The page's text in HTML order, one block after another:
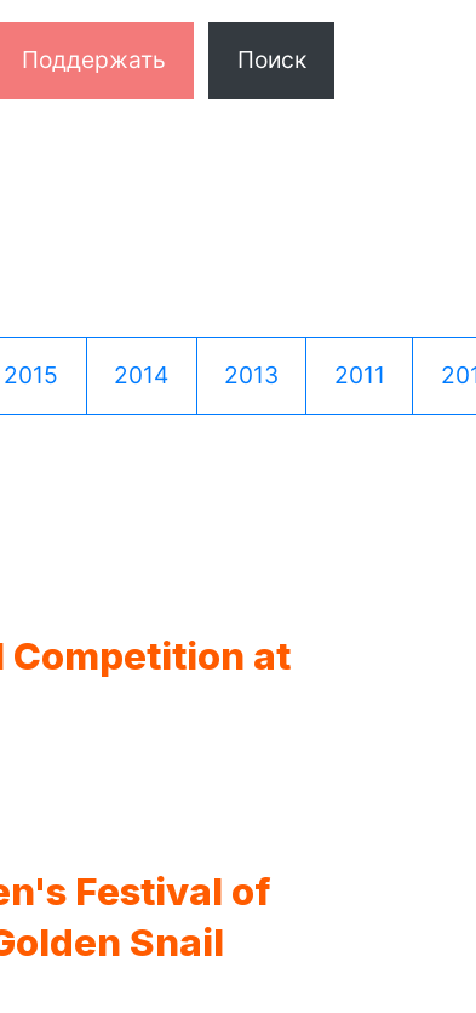
Поддержать Поиск
2015 2014 2013 2011
at
Festival of
Snail